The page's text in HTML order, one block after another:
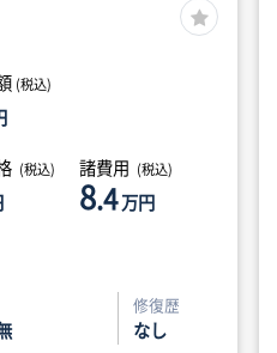
(税込)
(税込) 諸費用 (税込)
8.4万円
修復歴
なし